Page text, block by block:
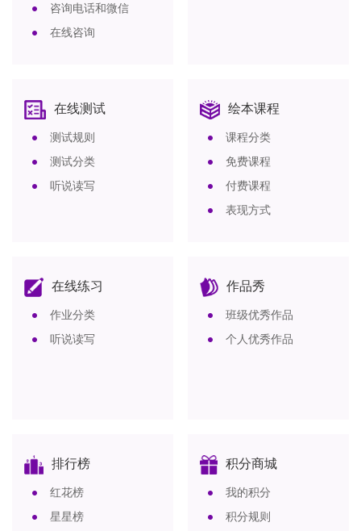
咨询电话和微信
在线咨询
在线测试
测试规则
测试分类
听说读写
绘本课程
课程分类
免费课程
付费课程
表现方式
在线练习
作业分类
听说读写
作品秀
班级优秀作品
个人优秀作品
排行榜
红花榜
星星榜
积分商城
我的积分
积分规则